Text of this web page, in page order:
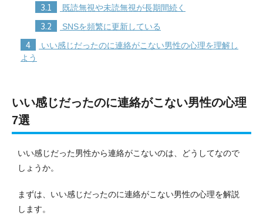
3.1 既読無視や未読無視が長期間続く
3.2 SNSを頻繁に更新している
4
いい感じだったのに連絡がこない男性の心理を理解し
よう
いい感じだったのに連絡がこない男性の心理
7選
いい感じだった男性から連絡がこないのは、どうしてなので
しょうか。
まずは、いい感じだったのに連絡がこない男性の心理を解説
します。